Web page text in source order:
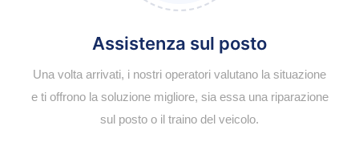
Assistenza sul posto
Una volta arrivati, i nostri operatori valutano la situazione
e ti offrono la soluzione migliore, sia essa una riparazione
sul posto o il traino del veicolo.